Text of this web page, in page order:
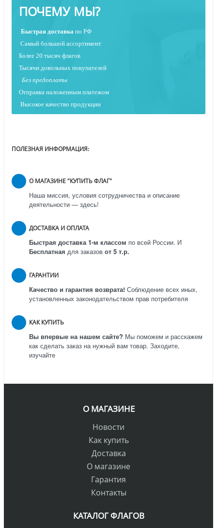
ПОЧЕМУ МЫ?
Быстрая доставка по РФ
Самый большой ассортимент
Более 20 тысяч флагов
Тысячи довольных покупателей
Без предоплаты
Отправка наложенным платежом
Высокое качество продукции
ПОЛЕЗНАЯ ИНФОРМАЦИЯ:
О МАГАЗИНЕ "КУПИТЬ ФЛАГ"
Наша миссия, условия сотрудничества и описание
деятельности — здесь!
ДОСТАВКА И ОПЛАТА
Быстрая доставка 1-м классом по всей России. И
Бесплатная для заказов от 5 т.р.
ГАРАНТИИ
Качество и гарантия возврата! Соблюдение всех иных,
установленных законодательством прав потребителя
КАК КУПИТЬ
Вы впервые на нашем сайте? Мы поможем и расскажем
как сделать заказ на нужный вам товар. Заходите,
изучайте
О МАГАЗИНЕ
Новости
Как купить
Доставка
О магазине
Гарантия
Контакты
КАТАЛОГ ФЛАГОВ